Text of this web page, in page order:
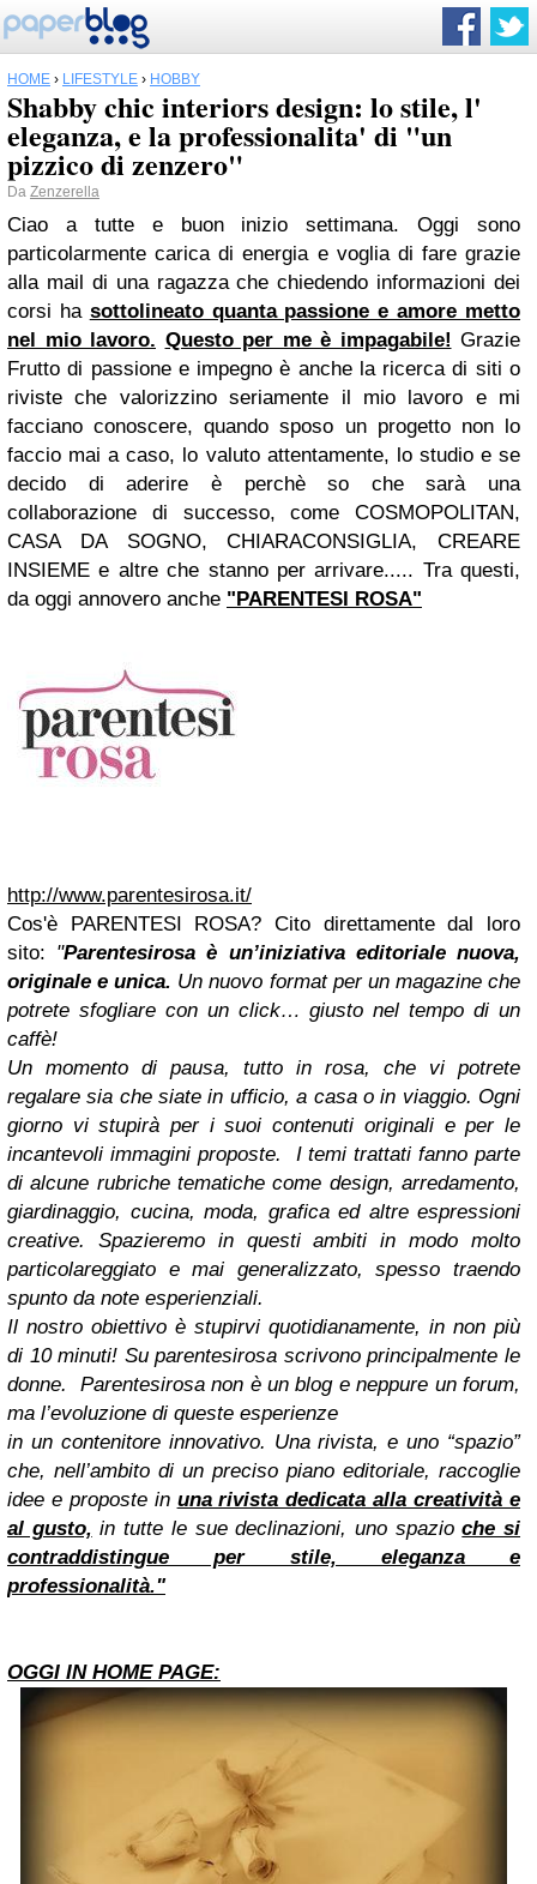
HOME › LIFESTYLE › HOBBY
Shabby chic interiors design: lo stile, l'
eleganza, e la professionalita' di "un
pizzico di zenzero"
Da Zenzerella
Ciao a tutte e buon inizio settimana. Oggi sono
particolarmente carica di energia e voglia di fare grazie
alla mail di una ragazza che chiedendo informazioni dei
corsi ha sottolineato quanta passione e amore metto
nel mio lavoro. Questo per me è impagabile! Grazie
Frutto di passione e impegno è anche la ricerca di siti o
riviste che valorizzino seriamente il mio lavoro e mi
facciano conoscere, quando sposo un progetto non lo
faccio mai a caso, lo valuto attentamente, lo studio e se
decido di aderire è perchè so che sarà una
collaborazione di successo, come COSMOPOLITAN,
CASA DA SOGNO, CHIARACONSIGLIA, CREARE
INSIEME e altre che stanno per arrivare..... Tra questi,
da oggi annovero anche "PARENTESI ROSA"
http://www.parentesirosa.it/
Cos'è PARENTESI ROSA? Cito direttamente dal loro
sito: "Parentesirosa è un’iniziativa editoriale nuova,
originale e unica. Un nuovo format per un magazine che
potrete sfogliare con un click… giusto nel tempo di un
caffè!
Un momento di pausa, tutto in rosa, che vi potrete
regalare sia che siate in ufficio, a casa o in viaggio. Ogni
giorno vi stupirà per i suoi contenuti originali e per le
incantevoli immagini proposte.
I temi trattati fanno parte
di alcune rubriche tematiche come design, arredamento,
giardinaggio, cucina, moda, grafica ed altre espressioni
creative. Spazieremo in questi ambiti in modo molto
particolareggiato e mai generalizzato, spesso traendo
spunto da note esperienziali.
Il nostro obiettivo è stupirvi quotidianamente, in non più
di 10 minuti! Su parentesirosa scrivono principalmente le
donne.
Parentesirosa non è un blog e neppure un forum,
ma l’evoluzione di queste esperienze
in un contenitore innovativo. Una rivista, e uno “spazio”
che, nell’ambito di un preciso piano editoriale, raccoglie
idee e proposte in una rivista dedicata alla creatività e
al gusto, in tutte le sue declinazioni, uno spazioche si
contraddistingue per stile, eleganza e
professionalità."
OGGI IN HOME PAGE: